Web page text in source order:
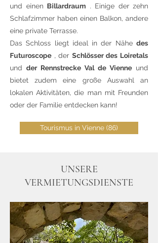
und einen Billardraum . Einige der zehn
Schlafzimmer haben einen Balkon, andere
eine private Terrasse.
Das Schloss liegt ideal in der Nähe des
Futuroscope , der Schlösser des Loiretals
und der Rennstrecke Val de Vienne und
bietet zudem eine große Auswahl an
lokalen Aktivitäten, die man mit Freunden
oder der Familie entdecken kann!
Tourismus in Vienne (86)
UNSERE
VERMIETUNGSDIENSTE